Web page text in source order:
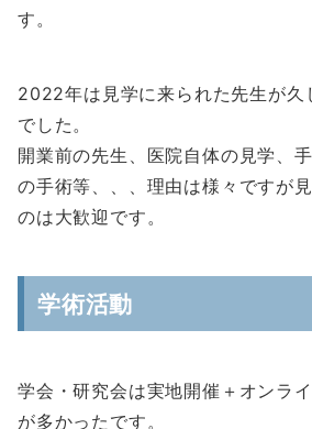
す。
2022年は見学に来られた先生が久
でした。
開業前の先生、医院自体の見学、
の手術等、、、理由は様々ですが
のは大歓迎です。
学術活動
学会・研究会は実地開催＋オンラ
が多かったです。